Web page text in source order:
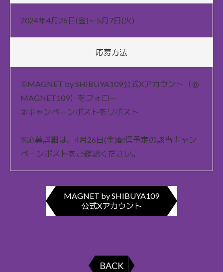
2024年4月26日(金)～5月7日(火)
応募方法
①MAGNET by SHIBUYA109公式Xアカウント（＠
MAGNET109）をフォロー
②キャンペーンポストをリポスト
※応募詳細は、4月26日(金)配信予定の該当キャン
ペーンポストをご確認ください。
MAGNET by SHIBUYA109
公式Xアカウント
BACK